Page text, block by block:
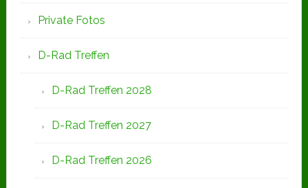
Private Fotos
D-Rad Treffen
D-Rad Treffen 2028
D-Rad Treffen 2027
D-Rad Treffen 2026